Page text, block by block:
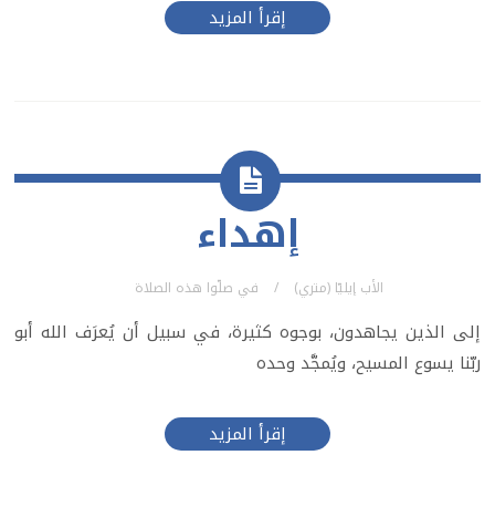
إقرأ المزيد
إهداء
الأب إيليّا (متري) في صلّوا هذه الصلاة
إلى الذين يجاهدون، بوجوه كثيرة، في سبيل أن يُعرَف الله أبو
ربّنا يسوع المسيح، ويُمجَّد وحده
إقرأ المزيد